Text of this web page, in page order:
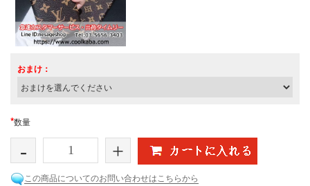
おまけ：
*数量
- +
この商品についてのお問い合わせはこちらから